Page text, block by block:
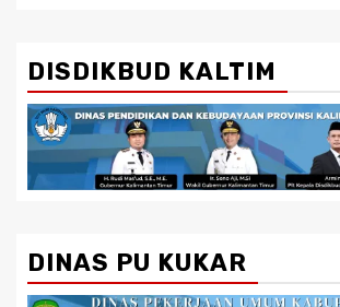
DISDIKBUD KALTIM
DINAS PU KUKAR